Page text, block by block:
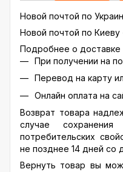
Новой почтой по
Новой почтой по Киеву
Подробнее о доставке
При получении на
Перевод на карту
Онлайн оплата на
Возврат товара
случае
потребительских
не позднее 14 дней со
Вернуть товар вы